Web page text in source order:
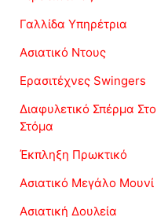
Γαλλίδα Υπηρέτρια
Ασιατικό Ντους
Ερασιτέχνες Swingers
Διαφυλετικό Σπέρμα Στο
Στόμα
Έκπληξη Πρωκτικό
Ασιατικό Μεγάλο Μουνί
Ασιατική Δουλεία